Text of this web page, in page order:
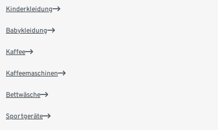
Kinderkleidung
Babykleidung
Kaffee
Kaffeemaschinen
Bettwäsche
Sportgeräte